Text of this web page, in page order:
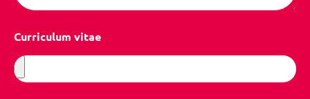
Curriculum vitae